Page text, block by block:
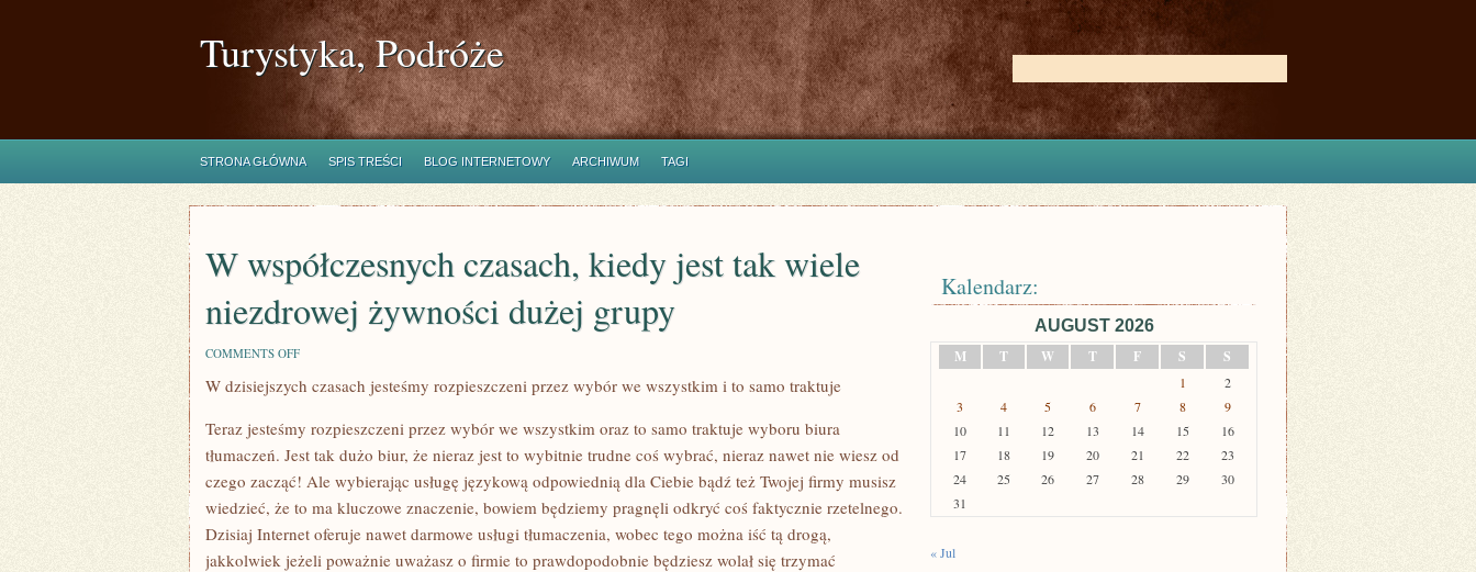
Turystyka, Podróże
STRONA GŁÓWNA SPIS TREŚCI BLOG INTERNETOWY ARCHIWUM TAGI
W współczesnych czasach, kiedy jest tak wiele
niezdrowej żywności dużej grupy
COMMENTS OFFON
WSPÓŁCZESNYCH
JEST
TAK
NIEZDROWEJ
ŻYWNOŚCI
DUŻEJ
GRUPY
W dzisiejszych czasach jesteśmy rozpieszczeni przez wybór we wszystkim i to samo traktuje
Teraz jesteśmy rozpieszczeni przez wybór we wszystkim oraz to samo traktuje wyboru biura
tłumaczeń. Jest tak dużo biur, że nieraz jest to wybitnie trudne coś wybrać, nieraz nawet nie wiesz od
czego zacząć! Ale wybierając usługę językową odpowiednią dla Ciebie bądź też Twojej firmy musisz
wiedzieć, że to ma kluczowe znaczenie, bowiem będziemy pragnęli odkryć coś faktycznie rzetelnego.
Dzisiaj Internet oferuje nawet darmowe usługi tłumaczenia, wobec tego można iść tą drogą,
jakkolwiek jeżeli poważnie uważasz o firmie to prawdopodobnie będziesz wolał się trzymać
Kalendarz:
AUGUST 2026
M
T W T F S S
1
2
3
4 5 6 7 8
9
10
11 12 13 14 15
16
17
18 19 20 21 22
23
24
25 26 27 28 29
30
31
« Jul